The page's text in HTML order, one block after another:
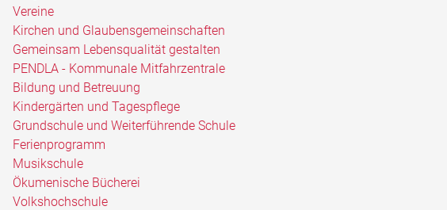
Vereine
Kirchen und Glaubensgemeinschaften
Gemeinsam Lebensqualität gestalten
PENDLA - Kommunale Mitfahrzentrale
Bildung und Betreuung
Kindergärten und Tagespflege
Grundschule und Weiterführende Schule
Ferienprogramm
Musikschule
Ökumenische Bücherei
Volkshochschule